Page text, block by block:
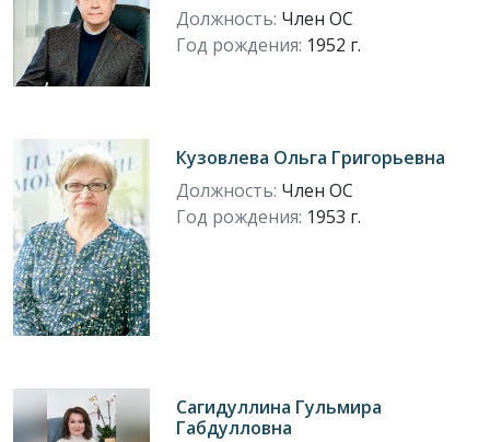
Должность: Член ОС
Год рождения: 1952 г.
Кузовлева Ольга Григорьевна
Должность: Член ОС
Год рождения: 1953 г.
Сагидуллина Гульмира
Габдулловна